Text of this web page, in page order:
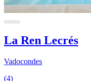
La Ren Lecrés
Vadocondes
(4)